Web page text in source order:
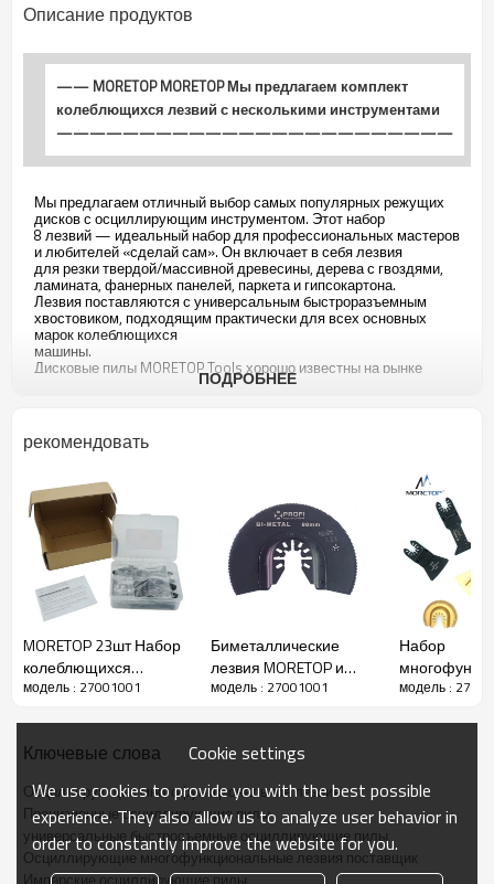
Описание продуктов
—— MORETOP MORETOP Мы предлагаем комплект
колеблющихся лезвий с несколькими инструментами
————————————————————————
Мы предлагаем отличный выбор самых популярных режущих
дисков с осциллирующим инструментом. Этот набор
8 лезвий — идеальный набор для профессиональных мастеров
и любителей «сделай сам». Он включает в себя лезвия
для резки твердой/массивной древесины, дерева с гвоздями,
ламината, фанерных панелей, паркета и гипсокартона.
Лезвия поставляются с универсальным быстроразъемным
хвостовиком, подходящим практически для всех основных
марок колеблющихся
машины.
Дисковые пилы MORETOP Tools хорошо известны на рынке
благодаря проверенным временем
Функции:
* Универсальный хвостовик Quick Fit совместим практически со
* Идеально подходит для резки гвоздей, заделанных в
древесину, медные трубы, твердую древесину, листовой
металл, пластик и алюминий.
* Усиленная коническая высокоуглеродистая сталь снижает
вибрацию и обеспечивает меньшее заклинивание.
ПОДРОБНЕЕ
рекомендовать
MORETOP 23шт Набор
колеблющихся
многофункциональных
упаковке
модель : 27001001
Биметаллические
лезвия MORETOP и
лезвия CRV Набор
лезвий для пиления и
27001001
модель : 27001001
Набор
лезвий
модель :
Ключевые слова
Осциллирующее многофункциональное лезвие
Прецизионные осциллирующие пилы
универсальные быстросъемные осциллирующие пилы
Осциллирующие многофункциональные лезвия поставщик
Имперские осциллирующие пилы
Cookie settings
We use cookies to provide you with the best possible
experience. They also allow us to analyze user behavior in
order to constantly improve the website for you.